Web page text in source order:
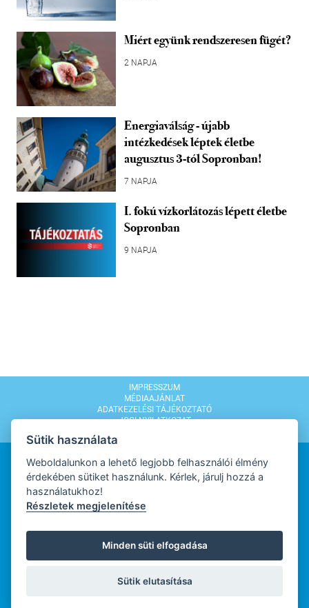
Miért együnk rendszeresen fügét?
2 NAPJA
Energiaválság - újabb
intézkedések léptek életbe
augusztus 3-tól Sopronban!
7 NAPJA
I. fokú vízkorlátozás lépett életbe
Sopronban
9 NAPJA
IMPRESSZUM
MÉDIAAJÁNLAT
ADATKEZELÉSI TÁJÉKOZTATÓ
JOGI NYILATKOZAT
WEBDESIGN
WEBFEJLESZTŐ
Sütik használata
Weboldalunkon a lehető legjobb felhasználói élmény
érdekében sütiket használunk. Kérlek, járulj hozzá a
használatukhoz!
Részletek megjelenítése
Minden süti elfogadása
Sütik elutasítása